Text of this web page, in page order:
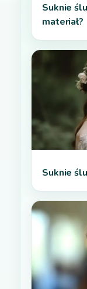
Suknie
materiał?
Suknie